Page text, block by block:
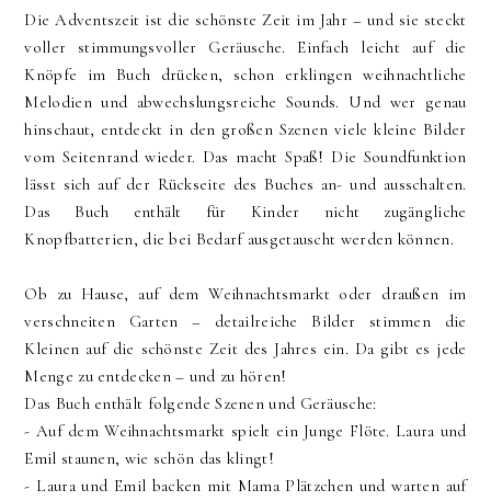
Die Adventszeit ist die schönste Zeit im Jahr – und sie steckt
voller stimmungsvoller Geräusche. Einfach leicht auf die
Knöpfe im Buch drücken, schon erklingen weihnachtliche
Melodien und abwechslungsreiche Sounds. Und wer genau
hinschaut, entdeckt in den großen Szenen viele kleine Bilder
vom Seitenrand wieder. Das macht Spaß! Die Soundfunktion
lässt sich auf der Rückseite des Buches an- und ausschalten.
Das Buch enthält für Kinder nicht zugängliche
Knopfbatterien, die bei Bedarf ausgetauscht werden können.
Ob zu Hause, auf dem Weihnachtsmarkt oder draußen im
verschneiten Garten – detailreiche Bilder stimmen die
Kleinen auf die schönste Zeit des Jahres ein. Da gibt es jede
Menge zu entdecken – und zu hören!
Das Buch enthält folgende Szenen und Geräusche:
- Auf dem Weihnachtsmarkt spielt ein Junge Flöte. Laura und
Emil staunen, wie schön das klingt!
- Laura und Emil backen mit Mama Plätzchen und warten auf